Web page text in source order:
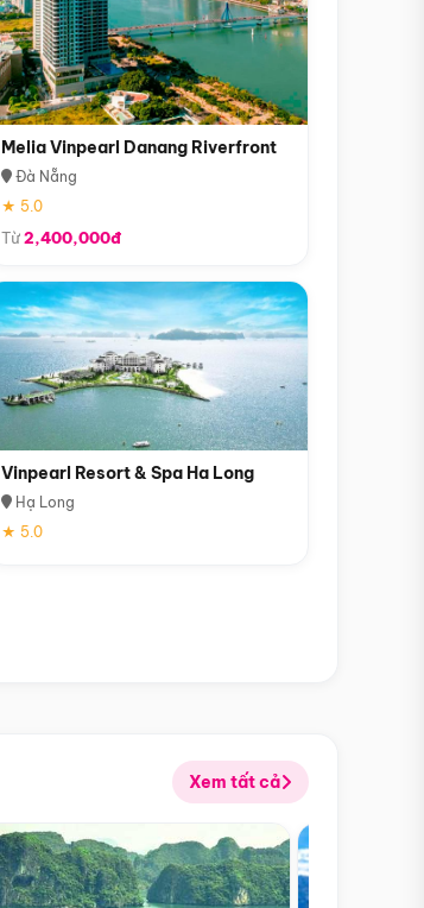
Melia Vinpearl Danang Riverfront
Đà Nẵng
★ 5.0
Từ2,400,000đ
Vinpearl Resort & Spa Ha Long
Hạ Long
★ 5.0
Xem tất cả